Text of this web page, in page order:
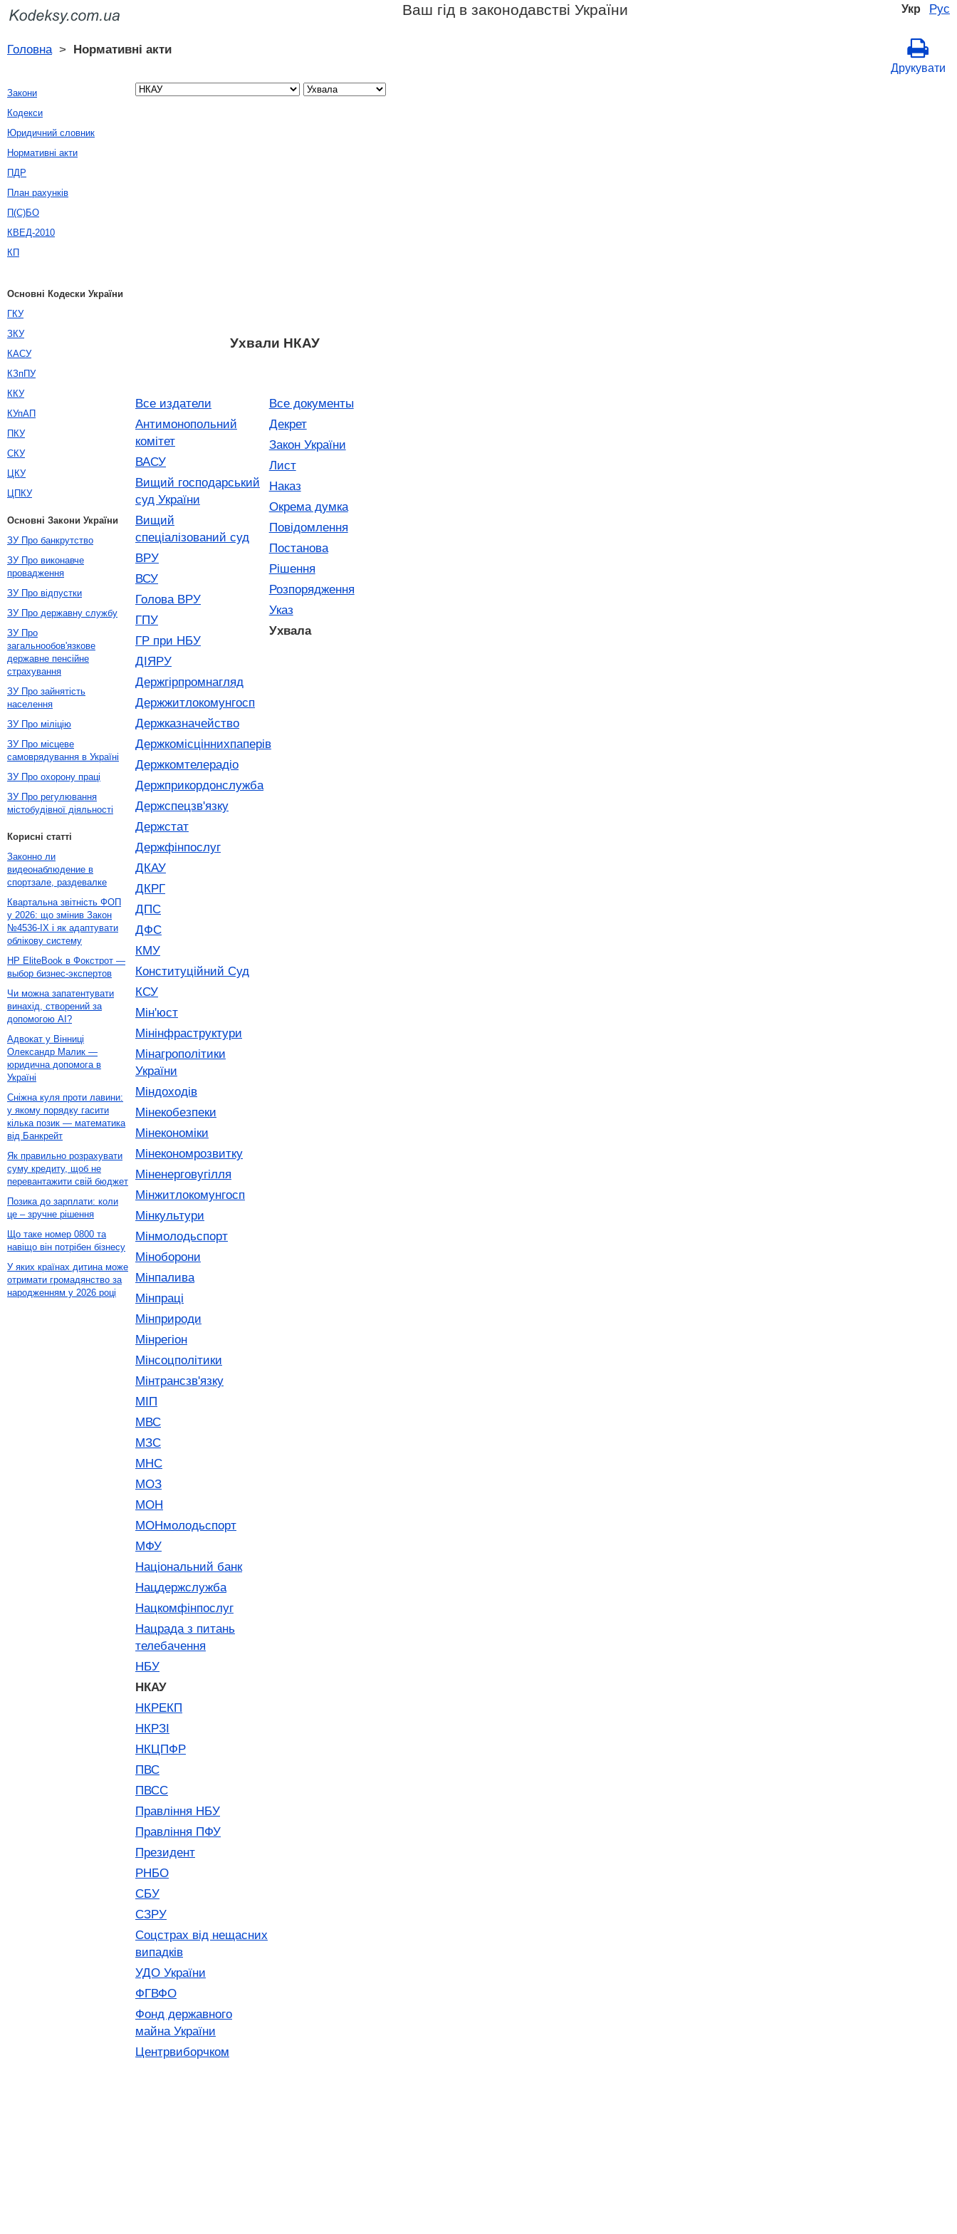
Укр Рус
Ваш гід в законодавстві України
Головна> Нормативні акти
Друкувати
Ухвали НКАУ
Все издатели
Антимонопольний
комітет
ВАСУ
Вищий господарський
суд України
Вищий
спеціалізований суд
ВРУ
ВСУ
Голова ВРУ
ГПУ
ГР при НБУ
ДІЯРУ
Держгірпромнагляд
Держжитлокомунгосп
Держказначейство
Держкомісціннихпаперів
Держкомтелерадіо
Держприкордонслужба
Держспецзв'язку
Держстат
Держфінпослуг
ДКАУ
ДКРГ
ДПС
ДФС
КМУ
Конституційний Суд
КСУ
Мін'юст
Мінінфраструктури
Мінагрополітики
України
Міндоходів
Мінекобезпеки
Мінекономіки
Мінекономрозвитку
Міненерговугілля
Мінжитлокомунгосп
Мінкультури
Мінмолодьспорт
Міноборони
Мінпалива
Мінпраці
Мінприроди
Мінрегіон
Мінсоцполітики
Мінтрансзв'язку
МІП
МВС
МЗС
МНС
МОЗ
МОН
МОНмолодьспорт
МФУ
Національний банк
Нацдержслужба
Нацкомфінпослуг
Нацрада з питань
телебачення
НБУ
НКАУ
НКРЕКП
НКРЗІ
НКЦПФР
ПВС
ПВСС
Правління НБУ
Правління ПФУ
Президент
РНБО
СБУ
СЗРУ
Соцстрах від нещасних
випадків
УДО України
ФГВФО
Фонд державного
майна України
Центрвиборчком
Все документы
Декрет
Закон України
Лист
Наказ
Окрема думка
Повідомлення
Постанова
Рішення
Розпорядження
Указ
Ухвала
Закони
Кодекси
Юридичний словник
Нормативні акти
ПДР
План рахунків
П(С)БО
КВЕД-2010
КП
Основні Кодески України
ГКУ
ЗКУ
КАСУ
КЗпПУ
ККУ
КУпАП
ПКУ
СКУ
ЦКУ
ЦПКУ
Основні Закони України
ЗУ Про банкрутство
ЗУ Про виконавче
провадження
ЗУ Про відпустки
ЗУ Про державну службу
ЗУ Про
загальнообов'язкове
державне пенсійне
страхування
ЗУ Про зайнятість
населення
ЗУ Про міліцію
ЗУ Про місцеве
самоврядування в Україні
ЗУ Про охорону праці
ЗУ Про регулювання
містобудівної діяльності
Корисні статті
Законно ли
видеонаблюдение в
спортзале, раздевалке
Квартальна звітність ФОП
у 2026: що змінив Закон
№4536-IX і як адаптувати
облікову систему
HP EliteBook в Фокстрот —
выбор бизнес-экспертов
Чи можна запатентувати
винахід, створений за
допомогою AI?
Адвокат у Вінниці
Олександр Малик —
юридична допомога в
Україні
Сніжна куля проти лавини:
у якому порядку гасити
кілька позик — математика
від Банкрейт
Як правильно розрахувати
суму кредиту, щоб не
перевантажити свій бюджет
Позика до зарплати: коли
це – зручне рішення
Що таке номер 0800 та
навіщо він потрібен бізнесу
У яких країнах дитина може
отримати громадянство за
народженням у 2026 році